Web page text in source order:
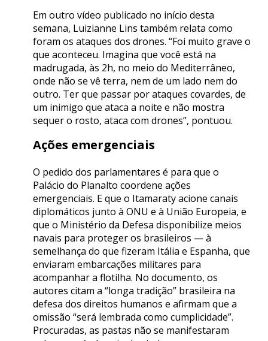
Em outro vídeo publicado no início desta
semana, Luizianne Lins também relata como
foram os ataques dos drones. “Foi muito grave o
que aconteceu. Imagina que você está na
madrugada, às 2h, no meio do Mediterrâneo,
onde não se vê terra, nem de um lado nem do
outro. Ter que passar por ataques covardes, de
um inimigo que ataca a noite e não mostra
sequer o rosto, ataca com drones”, pontuou.
Ações emergenciais
O pedido dos parlamentares é para que o
Palácio do Planalto coordene ações
emergenciais. E que o Itamaraty acione canais
diplomáticos junto à ONU e à União Europeia, e
que o Ministério da Defesa disponibilize meios
navais para proteger os brasileiros — à
semelhança do que fizeram Itália e Espanha, que
enviaram embarcações militares para
acompanhar a flotilha. No documento, os
autores citam a “longa tradição” brasileira na
defesa dos direitos humanos e afirmam que a
omissão “será lembrada como cumplicidade”.
Procuradas, as pastas não se manifestaram